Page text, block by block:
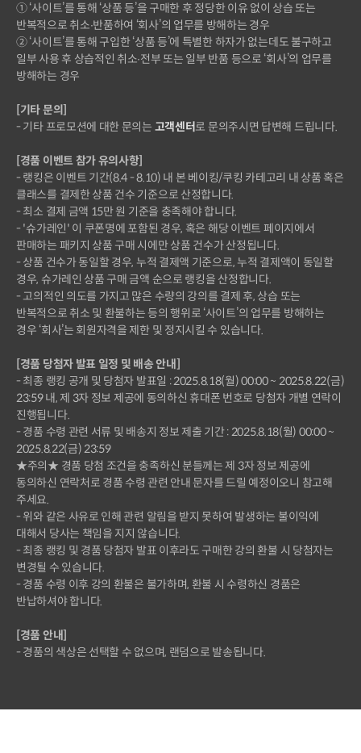
① ‘사이트’를 통해 ‘상품 등’을 구매한 후 정당한 이유 없이 상습 또는
반복적으로 취소∙반품하여 ‘회사’의 업무를 방해하는 경우
② ‘사이트’를 통해 구입한 ‘상품 등’에 특별한 하자가 없는데도 불구하고
일부 사용 후 상습적인 취소∙전부 또는 일부 반품 등으로 ‘회사’의 업무를
방해하는 경우
[기타 문의]
- 기타 프로모션에 대한 문의는 고객센터로 문의주시면 답변해 드립니다.
[경품 이벤트 참가 유의사항]
- 랭킹은 이벤트 기간(8.4 - 8.10) 내 본 베이킹/쿠킹 카테고리 내 상품 혹은
클래스를 결제한 상품 건수 기준으로 산정합니다.
- 최소 결제 금액 15만 원 기준을 충족해야 합니다.
- '슈가레인' 이 쿠폰명에 포함된 경우, 혹은 해당 이벤트 페이지에서
판매하는 패키지 상품 구매 시에만 상품 건수가 산정됩니다.
- 상품 건수가 동일할 경우, 누적 결제액 기준으로, 누적 결제액이 동일할
경우, 슈가레인 상품 구매 금액 순으로 랭킹을 산정합니다.
- 고의적인 의도를 가지고 많은 수량의 강의를 결제 후, 상습 또는
반복적으로 취소 및 환불하는 등의 행위로 ‘사이트’의 업무를 방해하는
경우 ‘회사’는 회원자격을 제한 및 정지시킬 수 있습니다.
[경품 당첨자 발표 일정 및 배송 안내]
- 최종 랭킹 공개 및 당첨자 발표일 : 2025.8.18(월) 00:00 ~ 2025.8.22(금)
23:59 내, 제 3자 정보 제공에 동의하신 휴대폰 번호로 당첨자 개별 연락이
진행됩니다.
- 경품 수령 관련 서류 및 배송지 정보 제출 기간 : 2025.8.18(월) 00:00 ~
2025.8.22(금) 23:59
★주의★ 경품 당첨 조건을 충족하신 분들께는 제 3자 정보 제공에
동의하신 연락처로 경품 수령 관련 안내 문자를 드릴 예정이오니 참고해
주세요.
- 위와 같은 사유로 인해 관련 알림을 받지 못하여 발생하는 불이익에
대해서 당사는 책임을 지지 않습니다.
- 최종 랭킹 및 경품 당첨자 발표 이후라도 구매한 강의 환불 시 당첨자는
변경될 수 있습니다.
- 경품 수령 이후 강의 환불은 불가하며, 환불 시 수령하신 경품은
반납하셔야 합니다.
[경품 안내]
- 경품의 색상은 선택할 수 없으며, 랜덤으로 발송됩니다.